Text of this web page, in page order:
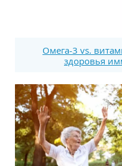
Омега-3 vs.
здоровья